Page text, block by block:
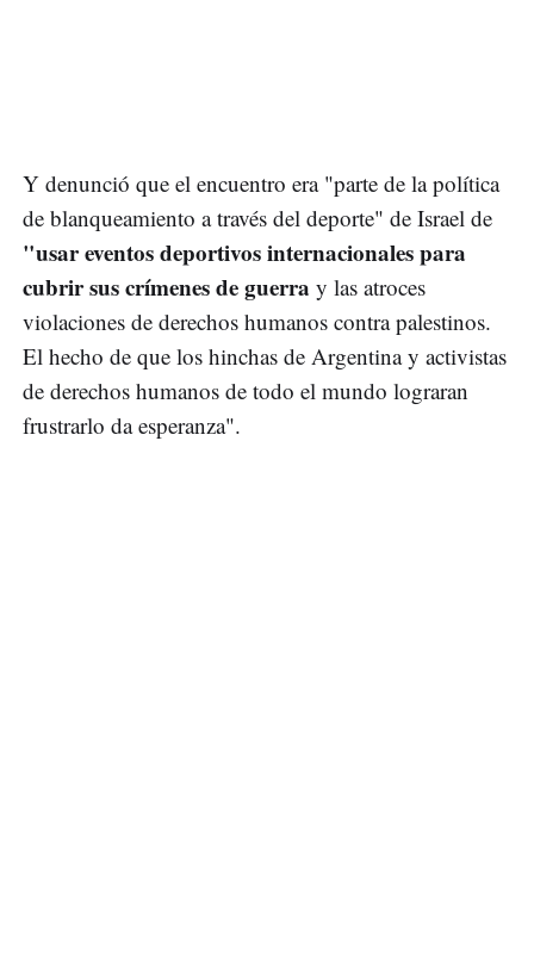
Y denunció que el encuentro era "parte de la política
de blanqueamiento a través del deporte" de Israel de
"usar eventos deportivos internacionales para
cubrir sus crímenes de guerra y las atroces
violaciones de derechos humanos contra palestinos.
El hecho de que los hinchas de Argentina y activistas
de derechos humanos de todo el mundo lograran
frustrarlo da esperanza".